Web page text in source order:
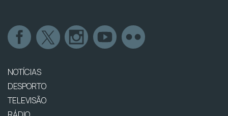
NOTÍCIAS
DESPORTO
TELEVISÃO